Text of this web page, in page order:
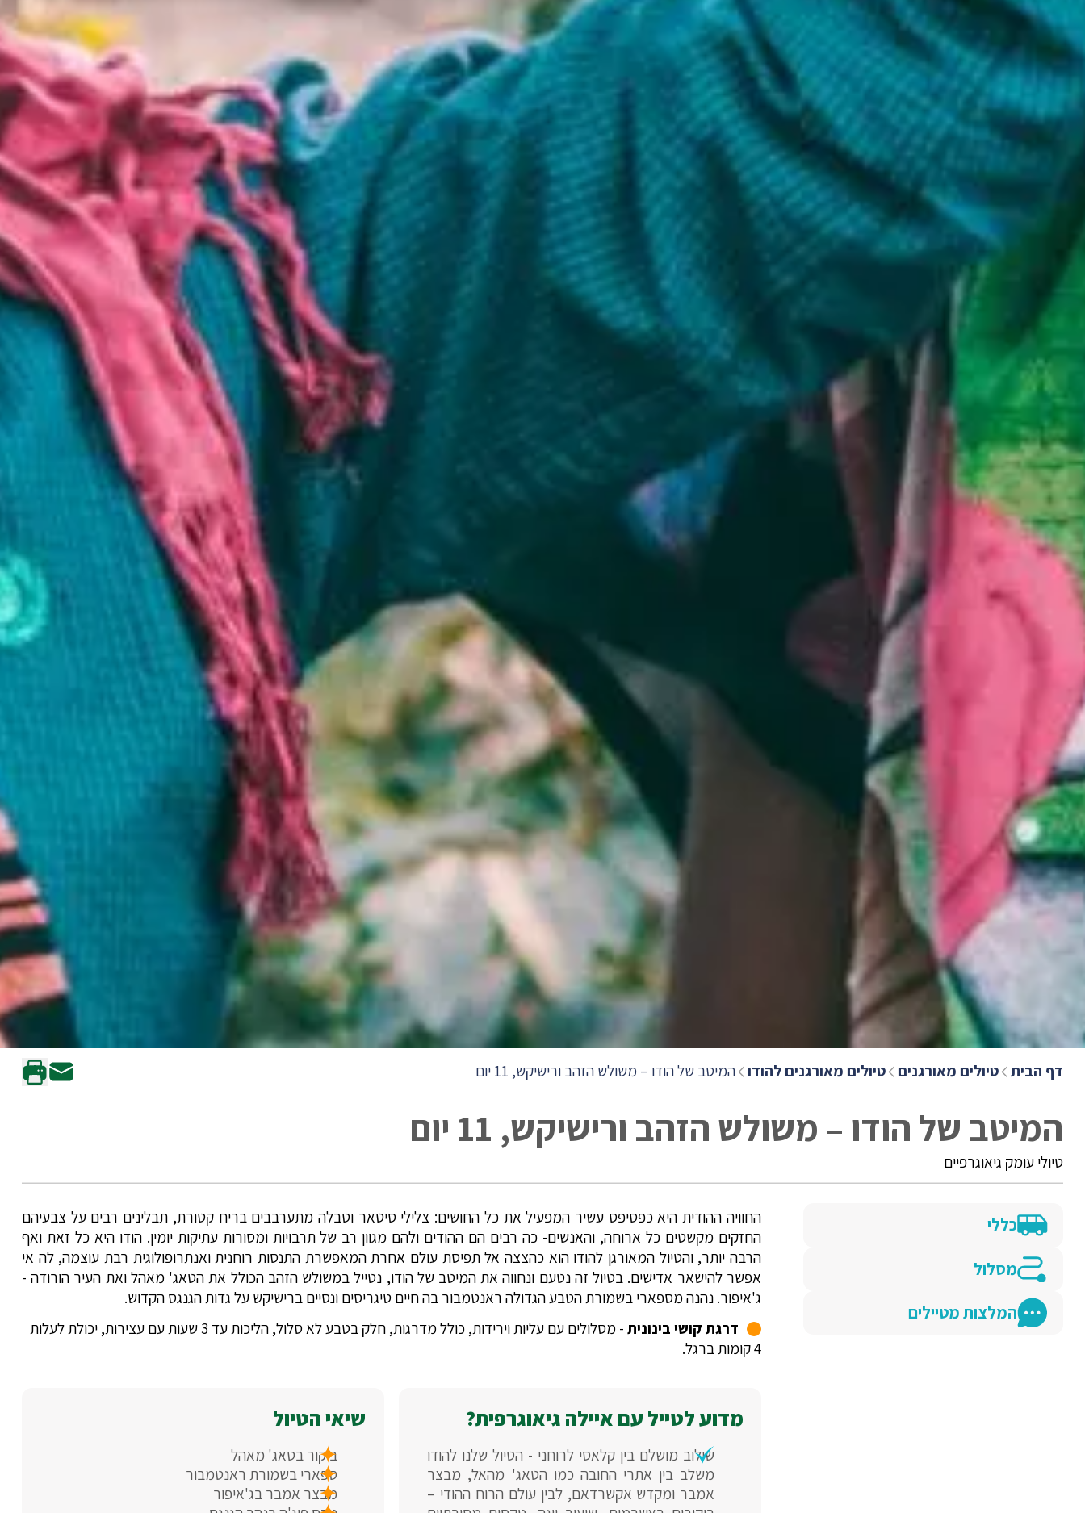
דף הבית טיולים מאורגנים טיולים מאורגנים להודו המיטב של הודו – משולש הזהב ורישיקש, 11 יום
המיטב של הודו – משולש הזהב ורישיקש, 11 יום
טיולי עומק גיאוגרפיים
כללי
מסלול
המלצות מטיילים
החוויה ההודית היא כפסיפס עשיר המפעיל את כל החושים: צלילי סיטאר וטבלה מתערבבים בריח קטורת, תבלינים רבים על צבעיהם
החזקים מקשטים כל ארוחה, והאנשים- כה רבים הם ההודים ולהם מגוון רב של תרבויות ומסורות עתיקות יומין. הודו היא כל זאת ואף
הרבה יותר, והטיול המאורגן להודו הוא כהצצה אל תפיסת עולם אחרת המאפשרת התנסות רוחנית ואנתרופולוגית רבת עוצמה, לה אי
אפשר להישאר אדישים. בטיול זה נטעם ונחווה את המיטב של הודו, נטייל במשולש הזהב הכולל את הטאג' מאהל ואת העיר הורודה -
ג'איפור. נהנה מספארי בשמורת הטבע הגדולה ראנטמבור בה חיים טיגריסים ונסיים ברישיקש על גדות הגנגס הקדוש.
דרגת קושי בינונית
- מסלולים עם עליות וירידות, כולל מדרגות, חלק בטבע לא סלול, הליכות עד 3 שעות עם עצירות, יכולת לעלות
4 קומות ברגל.
מדוע לטייל עם איילה גיאוגרפית?
שילוב מושלם בין קלאסי לרוחני - הטיול שלנו להודו
משלב בין אתרי החובה כמו הטאג' מהאל, מבצר
אמבר ומקדש אקשרדאם, לבין עולם הרוח ההודי –
שיאי הטיול
ביקור בטאג' מאהל
ספארי בשמורת ראנטמבור
מבצר אמבר בג'איפור